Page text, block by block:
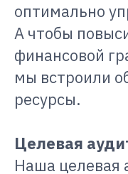
оптимально
А чтобы
финансовой
мы встроили
ресурсы.
Целевая
Наша целевая